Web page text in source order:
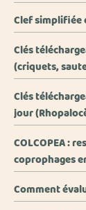
Clef simplifiée
Clés
(criquets,
Clés
jour
COLCOPEA :
coprophages
Comment